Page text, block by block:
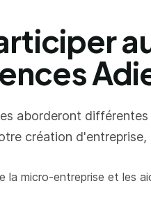
aborderont
création d'entreprise,
la micro-entreprise et les